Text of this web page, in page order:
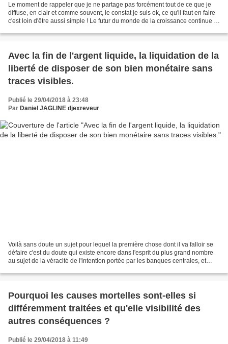
Le moment de rappeler que je ne partage pas forcément tout de ce que je
diffuse, en clair et comme souvent, le constat je suis ok, ce qu'il faut en faire
c'est loin d'être aussi simple ! Le futur du monde de la croissance continue et
Avec la fin de l'argent liquide, la liquidation de la
liberté de disposer de son bien monétaire sans
traces visibles.
Publié le 29/04/2018 à 23:48
Par Daniel JAGLINE djexreveur
Voilà sans doute un sujet pour lequel la première chose dont il va falloir se
défaire c'est du doute qui existe encore dans l'esprit du plus grand nombre
au sujet de la véracité de l'intention portée par les banques centrales, et
Pourquoi les causes mortelles sont-elles si
différemment traitées et qu'elle visibilité des
autres conséquences ?
Publié le 29/04/2018 à 11:49